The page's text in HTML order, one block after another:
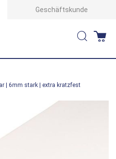
Geschäftskunde
Suche
| 6mm stark | extra kratzfest